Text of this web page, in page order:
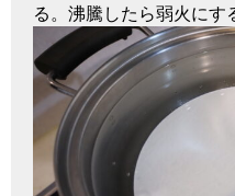
る。沸騰したら弱火にす